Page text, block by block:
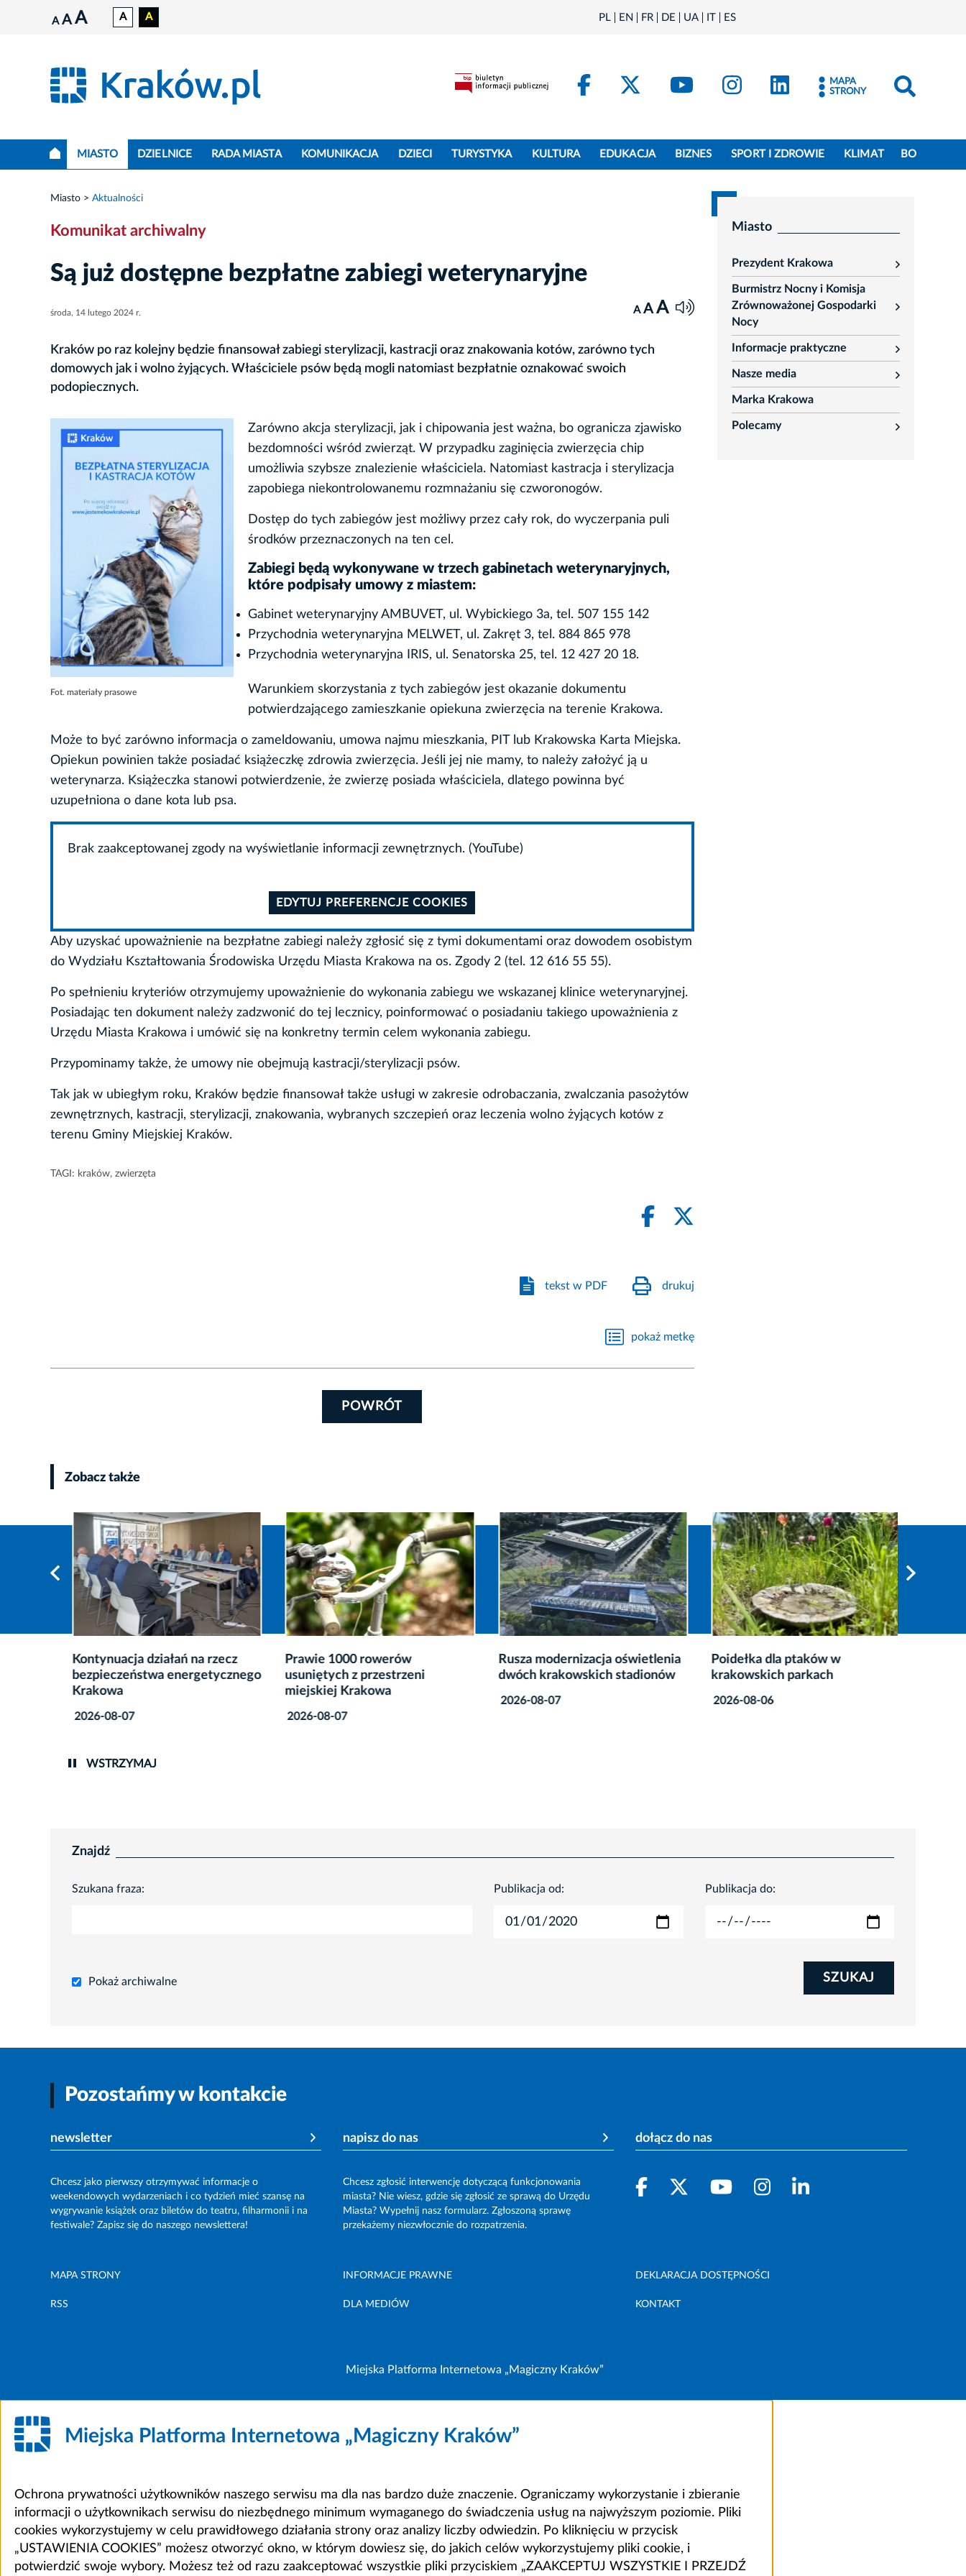
A A A A A PL EN FR DE UA IT ES
FacebookKraków - X
Kraków - YouTube
Kraków - Instagram
Kraków - LinkedIn
MAPA
STRONY
MIASTO DZIELNICE RADA MIASTA KOMUNIKACJA DZIECI TURYSTYKA KULTURA EDUKACJA BIZNES SPORT I ZDROWIE KLIMAT BO
Miasto Aktualności
Komunikat archiwalny
Są już dostępne bezpłatne zabiegi weterynaryjne
środa, 14 lutego 2024 r. A A A
Kraków po raz kolejny będzie finansował zabiegi sterylizacji, kastracji oraz znakowania kotów, zarówno tych
domowych jak i wolno żyjących. Właściciele psów będą mogli natomiast bezpłatnie oznakować swoich
podopiecznych.
Fot. materiały prasowe
Zarówno akcja sterylizacji, jak i chipowania jest ważna, bo ogranicza zjawisko
bezdomności wśród zwierząt. W przypadku zaginięcia zwierzęcia chip
umożliwia szybsze znalezienie właściciela. Natomiast kastracja i sterylizacja
zapobiega niekontrolowanemu rozmnażaniu się czworonogów.
Dostęp do tych zabiegów jest możliwy przez cały rok, do wyczerpania puli
środków przeznaczonych na ten cel.
Zabiegi będą wykonywane w trzech gabinetach weterynaryjnych,
które podpisały umowy z miastem:
Gabinet weterynaryjny AMBUVET, ul. Wybickiego 3a, tel. 507 155 142
Przychodnia weterynaryjna MELWET, ul. Zakręt 3, tel. 884 865 978
Przychodnia weterynaryjna IRIS, ul. Senatorska 25, tel. 12 427 20 18.
Warunkiem skorzystania z tych zabiegów jest okazanie dokumentu
potwierdzającego zamieszkanie opiekuna zwierzęcia na terenie Krakowa.
Może to być zarówno informacja o zameldowaniu, umowa najmu mieszkania, PIT lub Krakowska Karta Miejska.
Opiekun powinien także posiadać książeczkę zdrowia zwierzęcia. Jeśli jej nie mamy, to należy założyć ją u
weterynarza. Książeczka stanowi potwierdzenie, że zwierzę posiada właściciela, dlatego powinna być
uzupełniona o dane kota lub psa.
Brak zaakceptowanej zgody na wyświetlanie informacji zewnętrznych. (YouTube)
EDYTUJ PREFERENCJE COOKIES
Aby uzyskać upoważnienie na bezpłatne zabiegi należy zgłosić się z tymi dokumentami oraz dowodem osobistym
do Wydziału Kształtowania Środowiska Urzędu Miasta Krakowa na os. Zgody 2 (tel. 12 616 55 55).
Po spełnieniu kryteriów otrzymujemy upoważnienie do wykonania zabiegu we wskazanej klinice weterynaryjnej.
Posiadając ten dokument należy zadzwonić do tej lecznicy, poinformować o posiadaniu takiego upoważnienia z
Urzędu Miasta Krakowa i umówić się na konkretny termin celem wykonania zabiegu.
Przypominamy także, że umowy nie obejmują kastracji/sterylizacji psów.
Tak jak w ubiegłym roku, Kraków będzie finansował także usługi w zakresie odrobaczania, zwalczania pasożytów
zewnętrznych, kastracji, sterylizacji, znakowania, wybranych szczepień oraz leczenia wolno żyjących kotów z
terenu Gminy Miejskiej Kraków.
TAGI: kraków, zwierzęta
tekst w PDF drukuj
pokaż metkę
POWRÓT
Miasto
Prezydent Krakowa
rozwiń
Burmistrz Nocny i Komisja
Zrównoważonej Gospodarki
Nocy
rozwiń
Informacje praktyczne
rozwiń
Nasze media
rozwiń
Marka Krakowa
Polecamy
rozwiń
Zobacz także
Kontynuacja działań na rzecz
bezpieczeństwa energetycznego
Krakowa
2026-08-07
Prawie 1000 rowerów
usuniętych z przestrzeni
miejskiej Krakowa
2026-08-07
Rusza modernizacja oświetlenia
dwóch krakowskich stadionów
2026-08-07
Poidełka dla ptaków w
krakowskich parkach
2026-08-06
WSTRZYMAJ
Znajdź
Szukana fraza: Publikacja od: Publikacja do:
Pokaż archiwalne SZUKAJ
Pozostańmy w kontakcie
newsletter
Chcesz jako pierwszy otrzymywać informacje o
weekendowych wydarzeniach i co tydzień mieć szansę na
wygrywanie książek oraz biletów do teatru, filharmonii i na
festiwale? Zapisz się do naszego newslettera!
napisz do nas
Chcesz zgłosić interwencję dotyczącą funkcjonowania
miasta? Nie wiesz, gdzie się zgłosić ze sprawą do Urzędu
Miasta? Wypełnij nasz formularz. Zgłoszoną sprawę
przekażemy niezwłocznie do rozpatrzenia.
dołącz do nas
MAPA STRONY INFORMACJE PRAWNE DEKLARACJA DOSTĘPNOŚCI
RSS DLA MEDIÓW KONTAKT
Miejska Platforma Internetowa „Magiczny Kraków”
Miejska Platforma Internetowa „Magiczny Kraków”
Ochrona prywatności użytkowników naszego serwisu ma dla nas bardzo duże znaczenie. Ograniczamy wykorzystanie i zbieranie
informacji o użytkownikach serwisu do niezbędnego minimum wymaganego do świadczenia usług na najwyższym poziomie. Pliki
cookies wykorzystujemy w celu prawidłowego działania strony oraz analizy liczby odwiedzin. Po kliknięciu w przycisk
„USTAWIENIA COOKIES” możesz otworzyć okno, w którym dowiesz się, do jakich celów wykorzystujemy pliki cookie, i
potwierdzić swoje wybory. Możesz też od razu zaakceptować wszystkie pliki przyciskiem „ZAAKCEPTUJ WSZYSTKIE I PRZEJDŹ